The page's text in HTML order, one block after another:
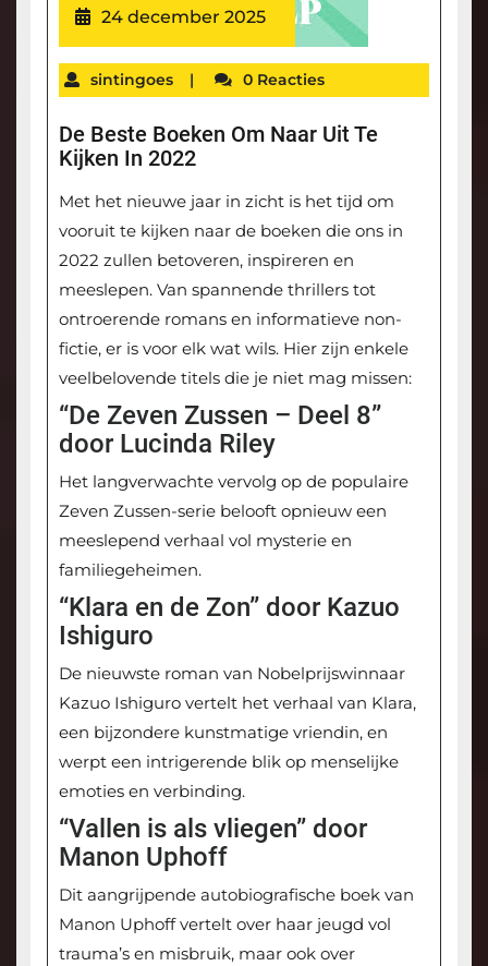
24 december 2025
sintingoes | 0 Reacties
De Beste Boeken Om Naar Uit Te
Kijken In 2022
Met het nieuwe jaar in zicht is het tijd om
vooruit te kijken naar de boeken die ons in
2022 zullen betoveren, inspireren en
meeslepen. Van spannende thrillers tot
ontroerende romans en informatieve non-
fictie, er is voor elk wat wils. Hier zijn enkele
veelbelovende titels die je niet mag missen:
“De Zeven Zussen – Deel 8”
door Lucinda Riley
Het langverwachte vervolg op de populaire
Zeven Zussen-serie belooft opnieuw een
meeslepend verhaal vol mysterie en
familiegeheimen.
“Klara en de Zon” door Kazuo
Ishiguro
De nieuwste roman van Nobelprijswinnaar
Kazuo Ishiguro vertelt het verhaal van Klara,
een bijzondere kunstmatige vriendin, en
werpt een intrigerende blik op menselijke
emoties en verbinding.
“Vallen is als vliegen” door
Manon Uphoff
Dit aangrijpende autobiografische boek van
Manon Uphoff vertelt over haar jeugd vol
trauma’s en misbruik, maar ook over